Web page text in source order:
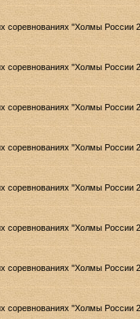
"Холмы России
"Холмы России
"Холмы России
"Холмы России
"Холмы России
"Холмы России
"Холмы России
"Холмы России